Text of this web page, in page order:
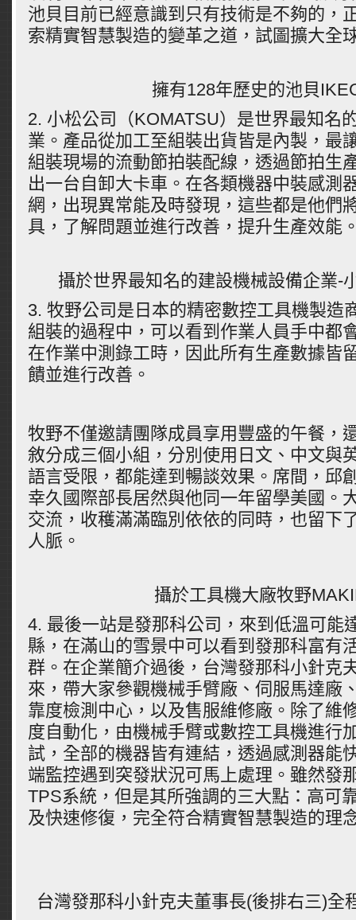
池貝目前已經意識到只有技術是不夠的，
索精實智慧製造的變革之道，試圖擴大全
擁有128年歷史的池貝
2. 小松公司（KOMATSU）是世界最知名
業。產品從加工至組裝出貨皆是內製，最
組裝現場的流動節拍裝配線，透過節拍生
出一台自卸大卡車。在各類機器中裝感測
網，出現異常能及時發現，這些都是他們
具，了解問題並進行改善，提升生產效能
攝於世界最知名的建設機械設備企業-
3. 牧野公司是日本的精密數控工具機製造
組裝的過程中，可以看到作業人員手中都
在作業中測錄工時，因此所有生產數據皆
饋並進行改善。
牧野不僅邀請團隊成員享用豐盛的午餐，
敘分成三個小組，分別使用日文、中文與
語言受限，都能達到暢談效果。席間，邱
幸久國際部長居然與他同一年留學美國。
交流，收穫滿滿臨別依依的同時，也留下
人脈。
攝於工具機大廠牧野
4. 最後一站是發那科公司，來到低溫可能
縣，在滿山的雪景中可以看到發那科富有
群。在企業簡介過後，台灣發那科小針克
來，帶大家參觀機械手臂廠、伺服馬達廠
靠度檢測中心，以及售服維修廠。除了維
度自動化，由機械手臂或數控工具機進行
試，全部的機器皆有連結，透過感測器能
端監控遇到突發狀況可馬上處理。雖然發
TPS系統，但是其所強調的三大點：高可
及快速修復，完全符合精實智慧製造的理
台灣發那科小針克夫董事長(後排右三)全